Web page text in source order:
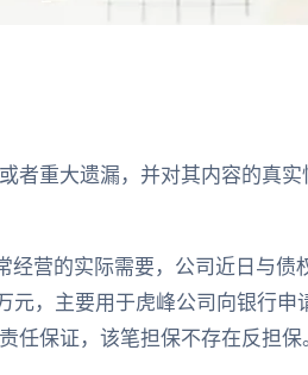
者重大遗漏，并对其内容的真实
经营的实际需要，公司近日与债
元，主要用于虎峰公司向银行申
任保证，该笔担保不存在反担保